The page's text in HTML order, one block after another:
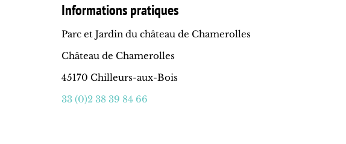
Informations pratiques
Parc et Jardin du château de Chamerolles
Château de Chamerolles
45170 Chilleurs-aux-Bois
33 (0)2 38 39 84 66